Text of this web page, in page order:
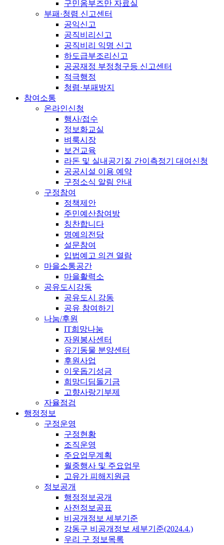
구민옴부즈만 자료실
부패·청렴 신고센터
공익신고
공직비리신고
공직비리 익명 신고
하도급부조리신고
공공재정 부정청구등 신고센터
적극행정
청렴·부패방지
참여소통
온라인신청
행사/접수
정보화교실
벼룩시장
보건교육
라돈 및 실내공기질 간이측정기 대여신청
공공시설 이용 예약
구정소식 알림 안내
구정참여
정책제안
주민예산참여방
칭찬합니다
명예의전당
설문참여
입법예고 의견 열람
마을소통공간
마을활력소
공유도시강동
공유도시 강동
공유 참여하기
나눔/후원
IT희망나눔
자원봉사센터
유기동물 분양센터
후원사업
이웃돕기성금
희망디딤돌기금
고향사랑기부제
자율점검
행정정보
구정운영
구정현황
조직운영
주요업무계획
월중행사 및 주요업무
고유가 피해지원금
정보공개
행정정보공개
사전정보공표
비공개정보 세부기준
강동구 비공개정보 세부기준(2024.4.)
우리 구 정보목록